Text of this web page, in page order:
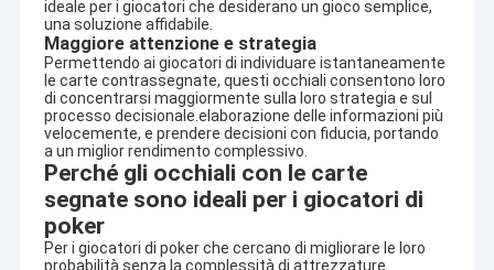
ideale per i giocatori che desiderano un gioco semplice,
una soluzione affidabile.
Maggiore attenzione e strategia
Permettendo ai giocatori di individuare istantaneamente
le carte contrassegnate, questi occhiali consentono loro
di concentrarsi maggiormente sulla loro strategia e sul
processo decisionale.elaborazione delle informazioni più
velocemente, e prendere decisioni con fiducia, portando
a un miglior rendimento complessivo.
Perché gli occhiali con le carte
segnate sono ideali per i giocatori di
poker
Per i giocatori di poker che cercano di migliorare le loro
probabilità senza la complessità di attrezzature